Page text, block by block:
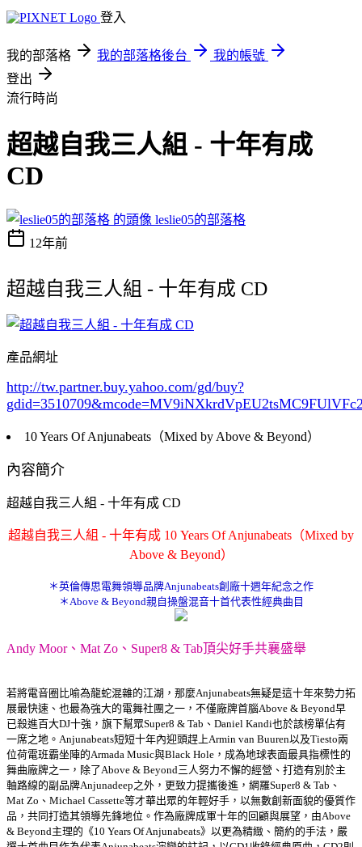
登入
我的部落格 我的部落格後台
我的帳號
登出
流行時尚
超越自我三人組 - 十年有成
CD
leslie05的部落格
12年前
超越自我三人組 - 十年有成 CD
產品網址
http://tw.partner.buy.yahoo.com/gd/buy?
gdid=3510709
10 Years Of Anjunabeats（Mixed by Above & Beyond）
內容簡介
超越自我三人組 - 十年有成 CD
超越自我三人組 - 十年有成 10 Years Of Anjunabeats（Mixed by
Above & Beyond）
＊英倫傳思電舞領導品牌Anjunabeats創廠十週年紀念之作
＊Above & Beyond親自操盤混音十首代表性經典曲目
Andy Moor、Mat Zo、Super8 & Tab頂尖好手共襄盛舉
若將電音圈比喻為龍蛇混雜的江湖，那麼Anjunabeats無疑是這十年來勢力拓
展最快速、也最為強大的電舞社團之一，不僅廠牌首腦Above & Beyond早
已殺進百大DJ十強，旗下幫眾Super8 & Tab、Daniel Kandi也於該榜單佔有
一席之地。Anjunabeats短短十年內迎頭趕上Armin van Buuren以及Tiesto兩
位荷電班霸坐陣的Armada Music與Black Hole，成為地球表面最具指標性的
舞曲廠牌之一，除了Above & Beyond三人努力不懈的經營、打造有別於主
軸路線的副品牌Anjunadeep之外，更致力提攜後進，網羅Super8 & Tab、
Mat Zo、Michael Cassette等才華出眾的年輕好手，以無數創新面貌的優質作
品，共同打造其領導先鋒地位。作為廠牌成軍十年的回顧與展望，由Above
& Beyond主理的《10 Years Of Anjunabeats》以更為精緻、簡約的手法，嚴